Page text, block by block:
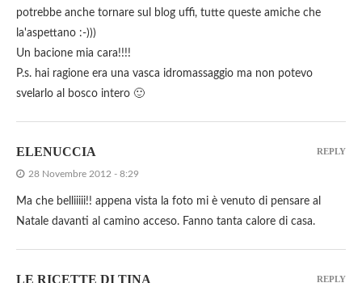
potrebbe anche tornare sul blog uffi, tutte queste amiche che
la'aspettano :-)))
Un bacione mia cara!!!!
P.s. hai ragione era una vasca idromassaggio ma non potevo
svelarlo al bosco intero 🙂
ELENUCCIA
28 Novembre 2012 - 8:29
Ma che belliiiii!! appena vista la foto mi è venuto di pensare al
Natale davanti al camino acceso. Fanno tanta calore di casa.
REPLY
LE RICETTE DI TINA REPLY